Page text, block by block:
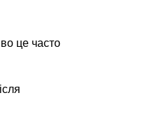
це часто